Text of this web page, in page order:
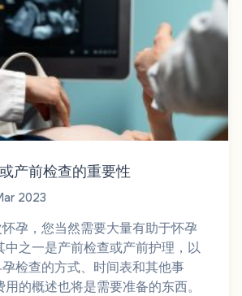
产前检查的重要性
2023
孕，您当然需要大量有助于怀孕
中之一是产前检查或产前护理，以
检查的方式、时间表和其他事
的概述也将是需要准备的东西。